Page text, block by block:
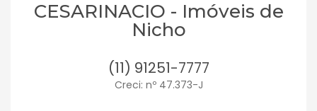
CESARINACIO - Imóveis de
Nicho
(11) 91251-7777
Creci: nº 47.373-J